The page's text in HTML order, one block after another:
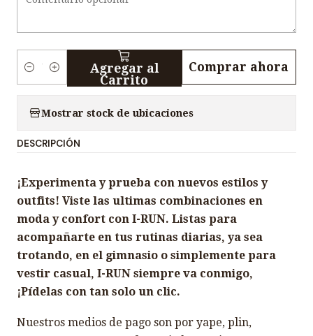
i
a
d
Agregar al
Carrito
Comprar ahora
Mostrar stock de ubicaciones
DESCRIPCIÓN
¡Experimenta y prueba con nuevos estilos y
outfits! Viste las ultimas combinaciones en
moda y confort con I-RUN. Listas para
acompañarte en tus rutinas diarias, ya sea
trotando, en el gimnasio o simplemente para
vestir casual, I-RUN siempre va conmigo,
¡Pídelas con tan solo un clic.
Nuestros medios de pago son por yape, plin,